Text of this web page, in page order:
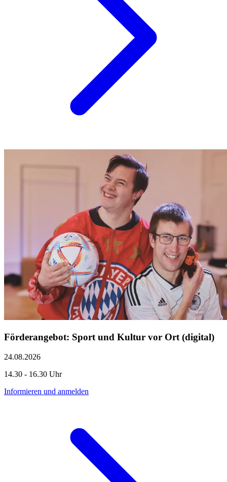
Förderangebot: Sport und Kultur vor Ort (digital)
24.08.2026
14.30 - 16.30 Uhr
Informieren und anmelden